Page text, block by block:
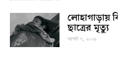
লোহাগাড়ায়
ছাত্রের মৃত্যু
আগস্ট ৭, ২০২৬